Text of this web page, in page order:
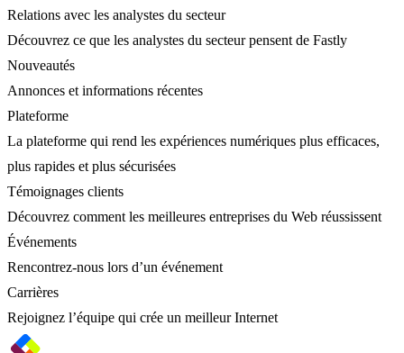
Relations avec les analystes du secteur
Découvrez ce que les analystes du secteur pensent de Fastly
Nouveautés
Annonces et informations récentes
Plateforme
La plateforme qui rend les expériences numériques plus efficaces,
plus rapides et plus sécurisées
Témoignages clients
Découvrez comment les meilleures entreprises du Web réussissent
Événements
Rencontrez-nous lors d’un événement
Carrières
Rejoignez l’équipe qui crée un meilleur Internet